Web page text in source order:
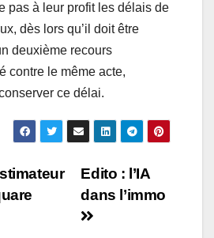
pas à leur profit les délais de
dès lors qu’il doit être
deuxième recours
contre le même acte,
ce délai.
Edito : l’IA
dans l’immo